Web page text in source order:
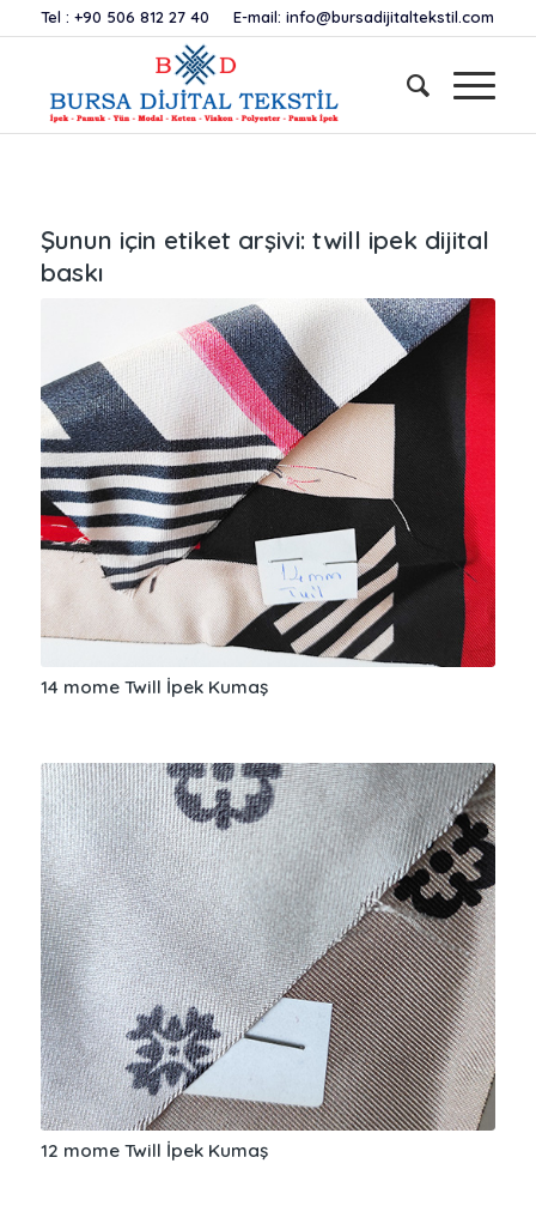
Tel :+90 506 812 27 40 E-mail:info@bursadijitaltekstil.com
Şunun için etiket arşivi: twill ipek dijital
baskı
14 mome Twill İpek Kumaş
12 mome Twill İpek Kumaş